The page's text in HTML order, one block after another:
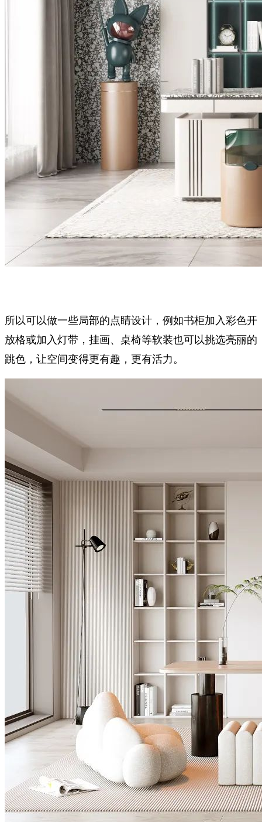
所以可以做一些局部的点睛设计，例如书柜加入彩色开
放格或加入灯带，挂画、桌椅等软装也可以挑选亮丽的
跳色，让空间变得更有趣，更有活力。